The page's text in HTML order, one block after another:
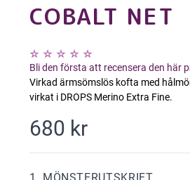
COBALT NET
Bli den första att recensera den här
Virkad ärmsömslös kofta med
virkat i DROPS Merino Extra Fine.
680 kr